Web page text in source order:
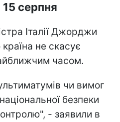
серпня
Італії Джорджи
не скасує
часом.
чи вимог
безпеки
- заявили в